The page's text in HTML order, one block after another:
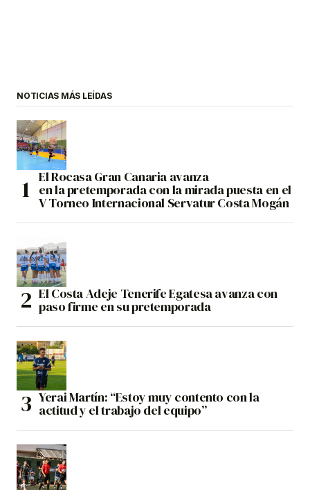
NOTICIAS MÁS LEÍDAS
El Rocasa Gran Canaria avanza
en la pretemporada con la mirada puesta en el
V Torneo Internacional Servatur Costa Mogán
El Costa Adeje Tenerife Egatesa avanza con
paso firme en su pretemporada
Yerai Martín: “Estoy muy contento con la
actitud y el trabajo del equipo”